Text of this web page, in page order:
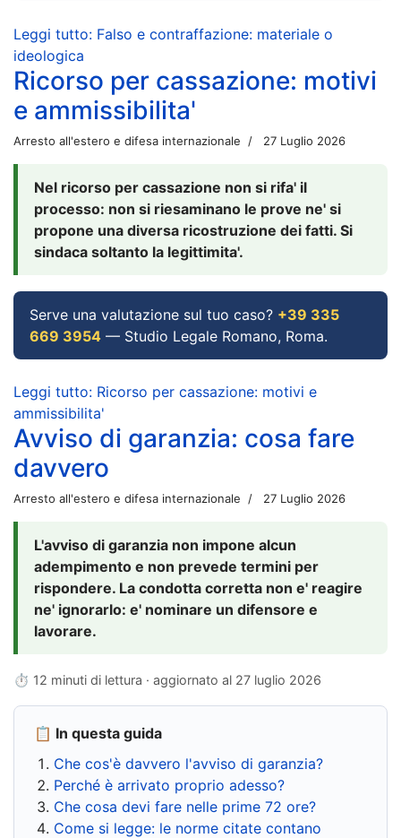
Leggi tutto: Falso e contraffazione: materiale o
ideologica
Ricorso per cassazione: motivi
e ammissibilita'
Arresto all'estero e difesa internazionale 27 Luglio 2026
Nel ricorso per cassazione non si rifa' il
processo: non si riesaminano le prove ne' si
propone una diversa ricostruzione dei fatti. Si
sindaca soltanto la legittimita'.
Serve una valutazione sul tuo caso? +39 335
669 3954 — Studio Legale Romano, Roma.
Leggi tutto: Ricorso per cassazione: motivi e
ammissibilita'
Avviso di garanzia: cosa fare
davvero
Arresto all'estero e difesa internazionale 27 Luglio 2026
L'avviso di garanzia non impone alcun
adempimento e non prevede termini per
rispondere. La condotta corretta non e' reagire
ne' ignorarlo: e' nominare un difensore e
lavorare.
⏱ 12 minuti di lettura · aggiornato al 27 luglio 2026
📋 In questa guida
Che cos'è davvero l'avviso di garanzia?
Perché è arrivato proprio adesso?
Che cosa devi fare nelle prime 72 ore?
Come si legge: le norme citate contano